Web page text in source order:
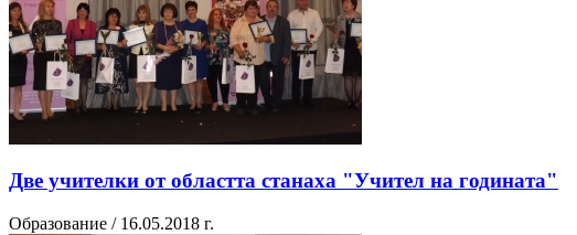
Две учителки от областта станаха "Учител на годината"
Образование / 16.05.2018 г.